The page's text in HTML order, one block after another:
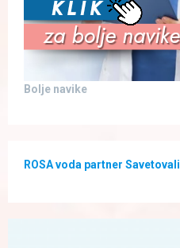
Bolje navike
ROSA voda partner